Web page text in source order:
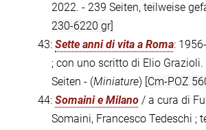
2022. - 239 Seiten, teilweise
230-6220 gr]
43: Sette anni di vita a Roma:
; con uno scritto di Elio Grazioli.
Seiten - (Miniature) [Cm-POZ
44: Somaini e Milano / a cura di
Somaini, Francesco Tedeschi ;